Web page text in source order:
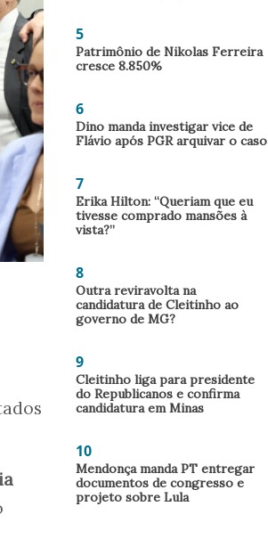
5
Patrimônio de Nikolas Ferreira
cresce 8.850%
6
Dino manda investigar vice de
Flávio após PGR arquivar o caso
7
Erika Hilton: “Queriam que eu
tivesse comprado mansões à
vista?”
8
Outra reviravolta na
candidatura de Cleitinho ao
governo de MG?
9
Cleitinho liga para presidente
do Republicanos e confirma
candidatura em Minas
10
Mendonça manda PT entregar
documentos de congresso e
projeto sobre Lula